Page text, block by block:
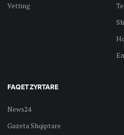
Vetting
FAQET ZYRTARE
News24
Gazeta Shqiptare